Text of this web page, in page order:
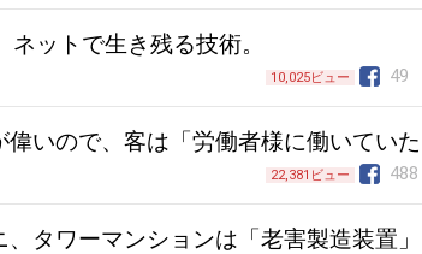
ットで生き残る技術。
10,025ビュー 49
偉いので、客は「労働者様に働いていた
22,381ビュー 488
タワーマンションは「老害製造装置」